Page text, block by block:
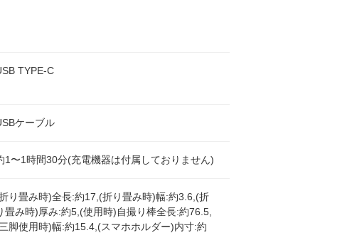
TYPE-C
ケーブル
1〜1時間30分(充電機器は付属しておりません)
り畳み時)全長:約17,(折り畳み時)幅:約3.6,(折
畳み時)厚み:約5,(使用時)自撮り棒全長:約76.5,
脚使用時)幅:約15.4,(スマホホルダー)内寸:約